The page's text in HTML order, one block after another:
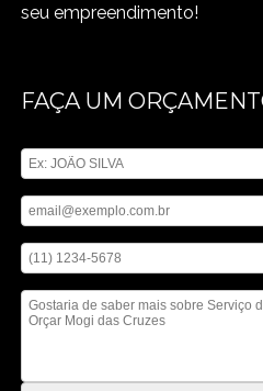
seu empreendimento!
FAÇA UM